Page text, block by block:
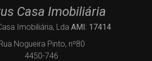
Casa Imobiliária
Imobiliária, Lda AMI: 17414
Nogueira Pinto, nº80
4450-746